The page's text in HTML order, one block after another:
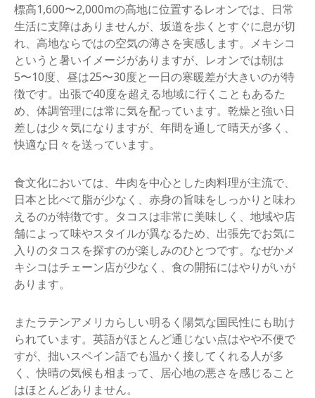
標高1,600〜2,000mの高地に位置するレオンでは、日常
生活に支障はありませんが、坂道を歩くとすぐに息が切
れ、高地ならではの空気の薄さを実感します。メキシコ
というと暑いイメージがありますが、レオンでは朝は
5〜10度、昼は25〜30度と一日の寒暖差が大きいのが特
徴です。出張で40度を超える地域に行くこともあるた
め、体調管理には常に気を配っています。乾燥と強い日
差しは少々気になりますが、年間を通して晴天が多く、
快適な日々を送っています。
食文化においては、牛肉を中心とした肉料理が主流で、
日本と比べて脂が少なく、赤身の旨味をしっかりと味わ
えるのが特徴です。タコスは非常に美味しく、地域や店
舗によって味やスタイルが異なるため、出張先でお気に
入りのタコスを探すのが楽しみのひとつです。なぜかメ
キシコはチェーン店が少なく、食の開拓にはやりがいが
あります。
またラテンアメリカらしい明るく陽気な国民性にも助け
られています。英語がほとんど通じない点はやや不便で
すが、拙いスペイン語でも温かく接してくれる人が多
く、快晴の気候も相まって、居心地の悪さを感じること
はほとんどありません。